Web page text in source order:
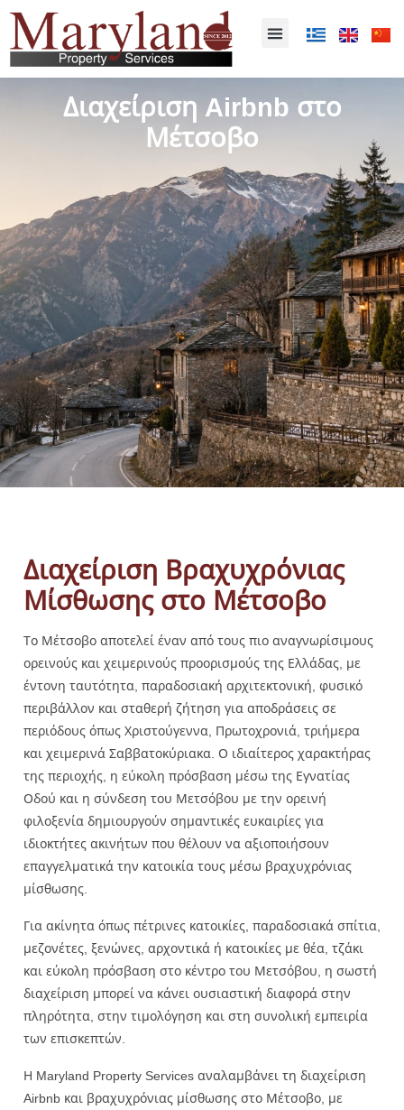
Διαχείριση Airbnb στο
Μέτσοβο
Διαχείριση Βραχυχρόνιας
Μίσθωσης στο Μέτσοβο
Το Μέτσοβο αποτελεί έναν από τους πιο αναγνωρίσιμους
ορεινούς και χειμερινούς προορισμούς της Ελλάδας, με
έντονη ταυτότητα, παραδοσιακή αρχιτεκτονική, φυσικό
περιβάλλον και σταθερή ζήτηση για αποδράσεις σε
περιόδους όπως Χριστούγεννα, Πρωτοχρονιά, τριήμερα
και χειμερινά Σαββατοκύριακα. Ο ιδιαίτερος χαρακτήρας
της περιοχής, η εύκολη πρόσβαση μέσω της Εγνατίας
Οδού και η σύνδεση του Μετσόβου με την ορεινή
φιλοξενία δημιουργούν σημαντικές ευκαιρίες για
ιδιοκτήτες ακινήτων που θέλουν να αξιοποιήσουν
επαγγελματικά την κατοικία τους μέσω βραχυχρόνιας
μίσθωσης.
Για ακίνητα όπως πέτρινες κατοικίες, παραδοσιακά σπίτια,
μεζονέτες, ξενώνες, αρχοντικά ή κατοικίες με θέα, τζάκι
και εύκολη πρόσβαση στο κέντρο του Μετσόβου, η σωστή
διαχείριση μπορεί να κάνει ουσιαστική διαφορά στην
πληρότητα, στην τιμολόγηση και στη συνολική εμπειρία
των επισκεπτών.
Η Maryland Property Services αναλαμβάνει τη διαχείριση
Airbnb και βραχυχρόνιας μίσθωσης στο Μέτσοβο, με